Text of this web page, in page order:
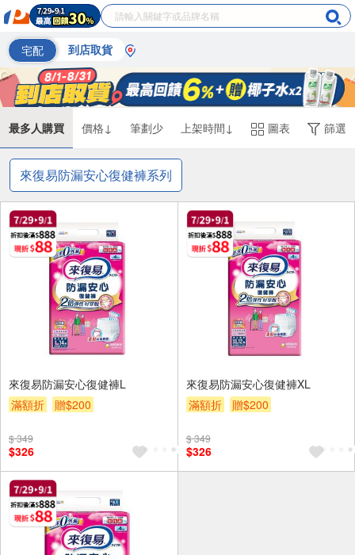
宅配 到店取貨
最多人購買 價格↓ 筆劃少 上架時間↓ 圖表 篩選
來復易防漏安心復健褲系列
來復易防漏安心復健褲L
滿額折
贈$200
$ 349
$326
來復易防漏安心復健褲XL
滿額折
贈$200
$ 349
$326